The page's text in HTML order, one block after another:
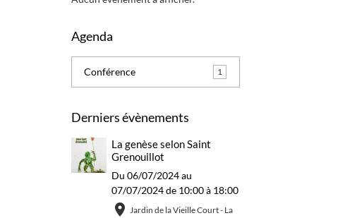
Agenda
Conférence 1
Derniers évènements
La genèse selon Saint
Grenouillot
Du 06/07/2024au
07/07/2024de 10:00à 18:00
Jardin de la Vieille Court - La